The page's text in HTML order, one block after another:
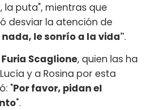
la puta", mientras que
desviar la atención de
nada, le sonrío a la vida".
Furia Scaglione, quien las ha
y a Rosina por esta
"Por favor, pidan el
".